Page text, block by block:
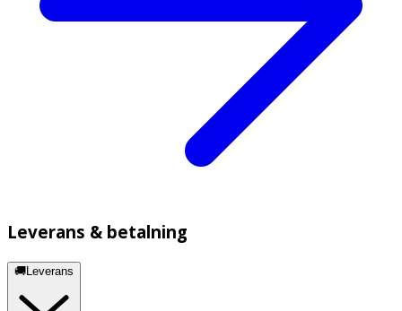
Leverans & betalning
🚚Leverans